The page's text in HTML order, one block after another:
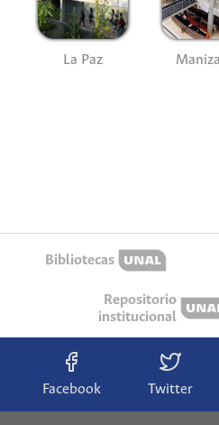
La Paz
Bibliotecas
Repositorio
institucional
Facebook Twitter